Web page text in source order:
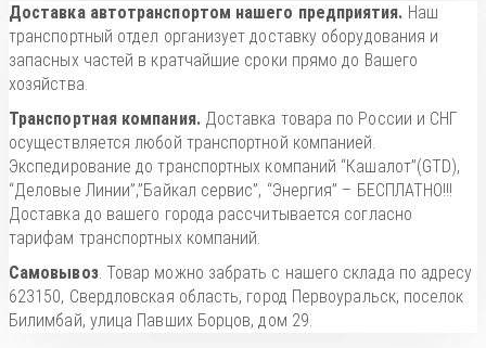
Доставка автотранспортом нашего предприятия. Наш
транспортный отдел организует доставку оборудования и
запасных частей в кратчайшие сроки прямо до Вашего
хозяйства.
Транспортная компания.Доставка товара по России и СНГ
осуществляется любой транспортной компанией.
Экспедирование до транспортных компаний “Кашалот”(GTD),
“Деловые Линии”,”Байкал сервис”, “Энергия” – БЕСПЛАТНО!!!
Доставка до вашего города рассчитывается согласно
тарифам транспортных компаний.
Самовывоз. Товар можно забрать с нашего склада по адресу
623150, Свердловская область, город Первоуральск, поселок
Билимбай, улица Павших Борцов, дом 29.